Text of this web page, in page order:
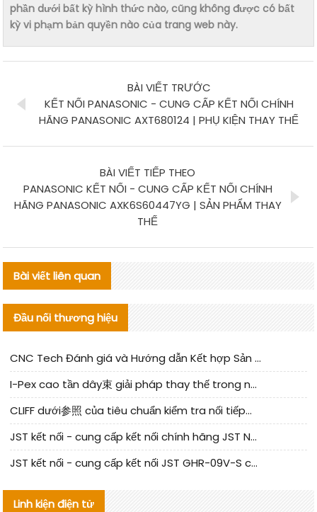
phần dưới bất kỳ hình thức nào, cũng không được có bất
kỳ vi phạm bản quyền nào của trang web này.
BÀI VIẾT TRƯỚC
KẾT NỐI PANASONIC - CUNG CẤP KẾT NỐI CHÍNH
HÃNG PANASONIC AXT680124 | PHỤ KIỆN THAY THẾ
BÀI VIẾT TIẾP THEO
PANASONIC KẾT NỐI - CUNG CẤP KẾT NỐI CHÍNH
HÃNG PANASONIC AXK6S60447YG | SẢN PHẨM THAY
THẾ
Bài viết liên quan
Đầu nối thương hiệu
CNC Tech Đánh giá và Hướng dẫn Kết hợp Sản xuất Linh kiện Cable Nội địa
I-Pex cao tần dây束 giải pháp thay thế trong nước phân tích
CLIFF dưới参照 của tiêu chuẩn kiểm tra nối tiếp器 trong nước được cập nhật
JST kết nối - cung cấp kết nối chính hãng JST NSHR-02V-S | sản phẩm thay thế
JST kết nối - cung cấp kết nối JST GHR-09V-S chính hãng | hàng thay thế
Linh kiện điện tử